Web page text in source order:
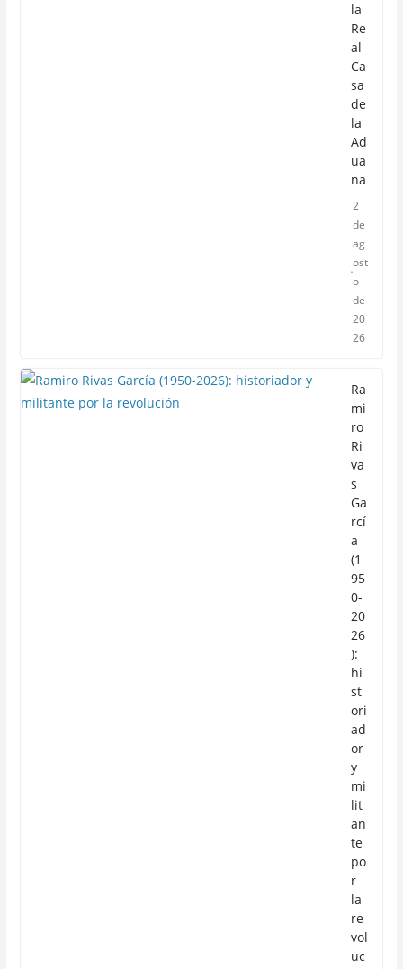
la
Re
al
Ca
sa
de
la
Ad
ua
na
2
de
ag
ost
o
de
20
26
Ra
mi
ro
Ri
va
s
Ga
rcí
a
(1
95
0-
20
26
):
hi
st
ori
ad
or
y
mi
lit
an
te
po
r
la
re
vol
uc